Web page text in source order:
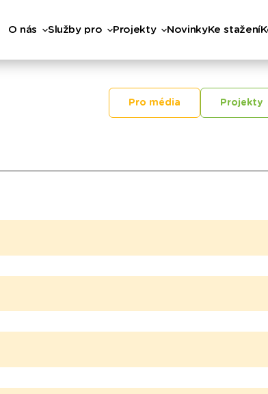
O nás Služby pro Projekty NovinkyKe stažení
Pro média Projekty